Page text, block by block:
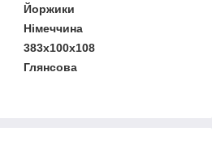
Йоржики
Німеччина
383х100х108
Глянсова